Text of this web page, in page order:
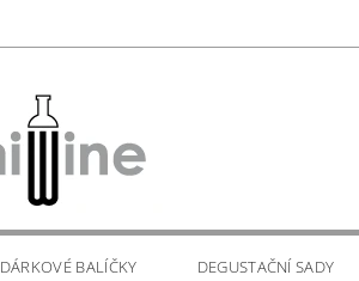
DÁRKOVÉ BALÍČKY DEGUSTAČNÍ SADY